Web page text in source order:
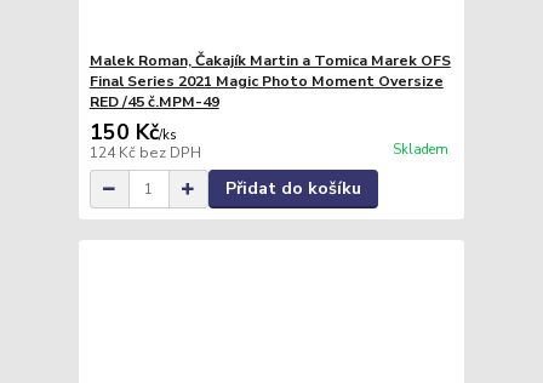
Malek Roman, Čakajík Martin a Tomica Marek OFS
Final Series 2021 Magic Photo Moment Oversize
RED /45 č.MPM-49
150 Kč/ks
124 Kč bez DPH Skladem
Přidat do košíku